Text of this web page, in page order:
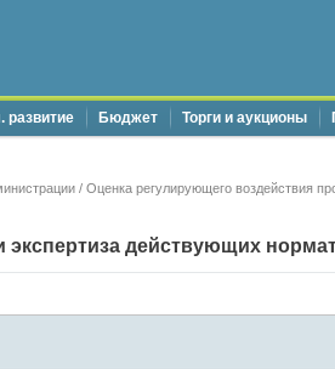
развитие Бюджет Торги и аукционы
/ Оценка регулирующего воздействия
экспертиза действующих